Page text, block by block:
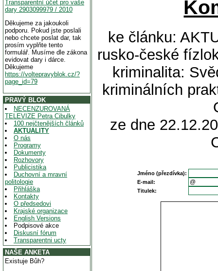
Transparentní účet pro vaše
dary 2903099979 / 2010
Děkujeme za jakoukoli
podporu. Pokud jste poslali
nebo chcete poslat dar, tak
prosím vyplňte tento
formulář. Musíme dle zákona
evidovat dary i dárce.
Děkujeme
https://voltepravyblok.cz/?
page_id=79
PRAVÝ BLOK
NECENZUROVANÁ
TELEVIZE Petra Cibulky
100 nejčtenějších článků
AKTUALITY
O nás
Programy
Dokumenty
Rozhovory
Publicistika
Duchovní a mravní
politologie
Přihláška
Kontakty
O předsedovi
Krajské organizace
English Versions
Podpisové akce
Diskusní fórum
Transparentni ucty
NAŠE ANKETA
Existuje Bůh?
ke článku:
rusko-české
kriminalita:
kriminálních
ze dne
Jméno (přezdívka):
E-mail:
Titulek: